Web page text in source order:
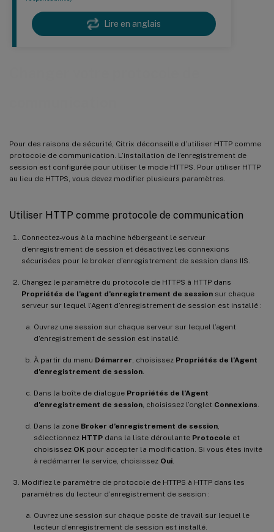
Lire en anglais
Pour des raisons de sécurité, Citrix déconseille d’utiliser HTTP comme
protocole de communication. L’installation de l’enregistrement de
session est configurée pour utiliser le mode HTTPS. Pour utiliser HTTP
au lieu de HTTPS, vous devez modifier plusieurs paramètres.
Utiliser HTTP comme protocole de communication
Connectez-vous à la machine hébergeant le serveur
d’enregistrement de session et désactivez les connexions
sécurisées pour le broker d’enregistrement de session dans IIS.
Changez le paramètre du protocole de HTTPS à HTTP dans
Propriétés de l’agent d’enregistrement de session sur chaque
serveur sur lequel l’Agent d’enregistrement de session est installé :
Ouvrez une session sur chaque serveur sur lequel l’agent
d’enregistrement de session est installé.
À partir du menu Démarrer , choisissez Propriétés de l’Agent
d’enregistrement de session
Dans la boîte de dialogue Propriétés de l’Agent
d’enregistrement de session , choisissez l’onglet Connexions
Dans la zone Broker d’enregistrement de session
sélectionnez HTTP dans la liste déroulante Protocole et
choisissez OK pour accepter la modification. Si vous êtes invité
à redémarrer le service, choisissez Oui
Modifiez le paramètre de protocole de HTTPS à HTTP dans les
paramètres du lecteur d’enregistrement de session :
Ouvrez une session sur chaque poste de travail sur lequel le
lecteur d’enregistrement de session est installé.